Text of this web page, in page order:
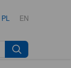
PL EN